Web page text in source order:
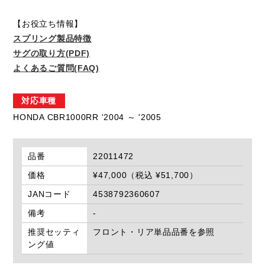
【お役立ち情報】
スプリング製品特徴
サグの取り方(PDF)
よくあるご質問(FAQ)
対応車種
HONDA CBR1000RR '2004 ～ '2005
品番
22011472
価格
¥47,000（税込 ¥51,700）
JANコード
4538792360607
備考
-
推奨セッティ
ング値
フロント・リア単品品番を参照